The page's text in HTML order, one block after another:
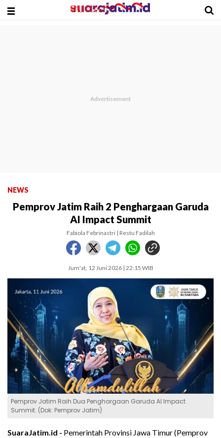
NEWS
Pemprov Jatim Raih 2 Penghargaan Garuda
AI Impact Summit
Fabiola Febrinastri | Restu Fadilah
Jum'at, 12 Juni 2026 | 22:15 WIB
Pemprov Jatim Raih Dua Penghargaan Garuda AI Impact
Summit. (Dok: Pemprov Jatim)
SuaraJatim.id - Pemerintah Provinsi Jawa Timur (Pemprov